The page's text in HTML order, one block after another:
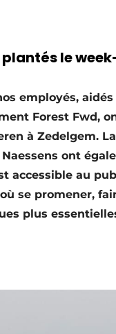
le
employés,
Forest Fwd,
à Zedelgem.
ont
accessible au
se promener,
plus